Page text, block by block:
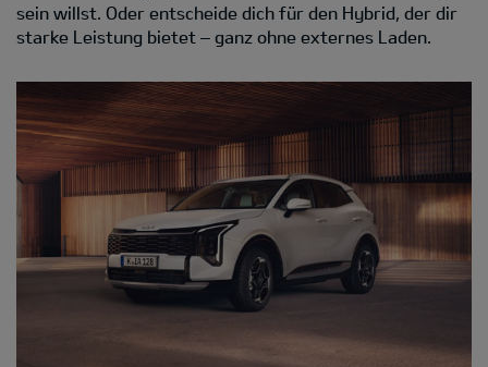
sein willst. Oder entscheide dich für den Hybrid, der dir
starke Leistung bietet – ganz ohne externes Laden.